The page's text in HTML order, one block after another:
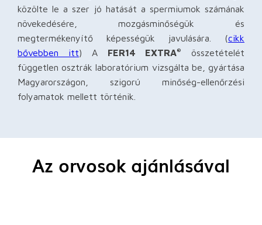
közölte le a szer jó hatását a spermiumok számának
növekedésére, mozgásminőségük és
megtermékenyítő képességük javulására. (cikk
bővebben itt) A FER14 EXTRA®
összetételét
független osztrák laboratórium vizsgálta be, gyártása
Magyarországon, szigorú minőség-ellenőrzési
folyamatok mellett történik.
Az orvosok ajánlásával